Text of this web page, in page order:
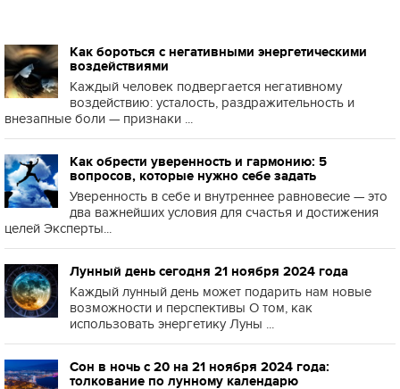
Как бороться с негативными энергетическими
воздействиями
Каждый человек подвергается негативному
воздействию: усталость, раздражительность и
внезапные боли — признаки ...
Как обрести уверенность и гармонию: 5
вопросов, которые нужно себе задать
Уверенность в себе и внутреннее равновесие — это
два важнейших условия для счастья и достижения
целей Эксперты...
Лунный день сегодня 21 ноября 2024 года
Каждый лунный день может подарить нам новые
возможности и перспективы О том, как
использовать энергетику Луны ...
Сон в ночь с 20 на 21 ноября 2024 года:
толкование по лунному календарю